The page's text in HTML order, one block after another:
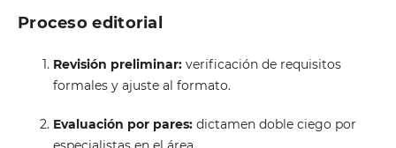
Proceso editorial
Revisión preliminar:verificación de requisitos
formales y ajuste al formato.
Evaluación por pares:dictamen doble ciego por